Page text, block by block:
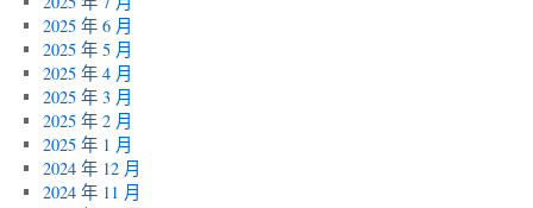
2025 年 6 月
2025 年 5 月
2025 年 4 月
2025 年 3 月
2025 年 2 月
2025 年 1 月
2024 年 12 月
2024 年 11 月